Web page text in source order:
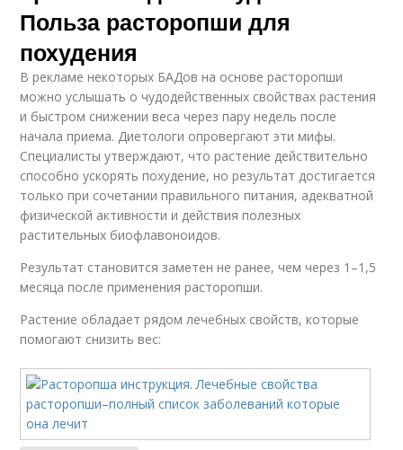
Польза расторопши для
похудения
В рекламе некоторых БАДов на основе расторопши
можно услышать о чудодейственных свойствах растения
и быстром снижении веса через пару недель после
начала приема. Диетологи опровергают эти мифы.
Специалисты утверждают, что растение действительно
способно ускорять похудение, но результат достигается
только при сочетании правильного питания, адекватной
физической активности и действия полезных
растительных биофлавоноидов.
Результат становится заметен не ранее, чем через 1–1,5
месяца после применения расторопши.
Растение обладает рядом лечебных свойств, которые
помогают снизить вес: